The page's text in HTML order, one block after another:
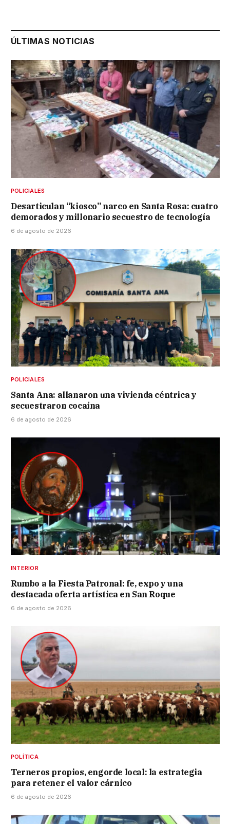
ÚLTIMAS NOTICIAS
POLICIALES
Desarticulan “kiosco” narco en Santa Rosa: cuatro
demorados y millonario secuestro de tecnología
6 de agosto de 2026
POLICIALES
Santa Ana: allanaron una vivienda céntrica y
secuestraron cocaína
6 de agosto de 2026
INTERIOR
Rumbo a la Fiesta Patronal: fe, expo y una
destacada oferta artística en San Roque
6 de agosto de 2026
POLÍTICA
Terneros propios, engorde local: la estrategia
para retener el valor cárnico
6 de agosto de 2026